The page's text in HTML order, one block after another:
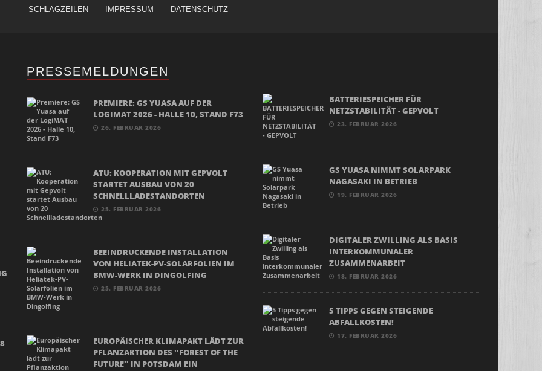
SCHLAGZEILEN IMPRESSUM DATENSCHUTZ
PRESSEMELDUNGEN
PREMIERE: GS YUASA AUF DER
LOGIMAT 2026 - HALLE 10, STAND F73
26. FEBRUAR 2026
ATU: KOOPERATION MIT GEPVOLT
STARTET AUSBAU VON 20
SCHNELLLADESTANDORTEN
25. FEBRUAR 2026
BEEINDRUCKENDE INSTALLATION
VON HELIATEK-PV-SOLARFOLIEN IM
BMW-WERK IN DINGOLFING
25. FEBRUAR 2026
EUROPÄISCHER KLIMAPAKT LÄDT ZUR
PFLANZAKTION DES ''FOREST OF THE
FUTURE'' IN POTSDAM EIN
BATTERIESPEICHER FÜR
NETZSTABILITÄT - GEPVOLT
23. FEBRUAR 2026
GS YUASA NIMMT SOLARPARK
NAGASAKI IN BETRIEB
19. FEBRUAR 2026
DIGITALER ZWILLING ALS BASIS
INTERKOMMUNALER
ZUSAMMENARBEIT
18. FEBRUAR 2026
5 TIPPS GEGEN STEIGENDE
ABFALLKOSTEN!
17. FEBRUAR 2026